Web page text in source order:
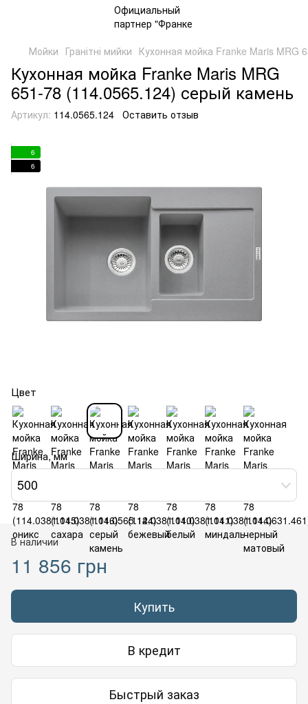
Мойки Гранітні мийки Кухонная мойка Franke Maris MRG
Кухонная мойка Franke Maris MRG
651-78 (114.0565.124) серый камень
Артикул: 114.0565.124 Оставить отзыв
6
6
Цвет
Ширина, мм
500
В наличии
11 856 грн
Купить
В кредит
Быстрый заказ